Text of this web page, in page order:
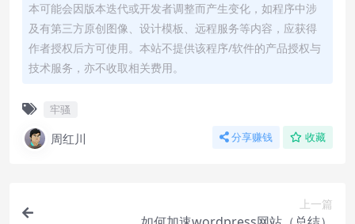
本可能会因版本迭代或开发者调整而产生变化，如程序中涉
及有第三方原创图像、设计模板、远程服务等内容，应获得
作者授权后方可使用。本站不提供该程序/软件的产品授权与
技术服务，亦不收取相关费用。
牢骚
周红川 分享赚钱 收藏
上一篇